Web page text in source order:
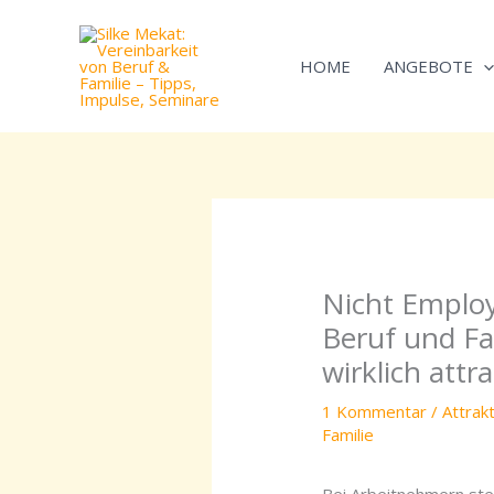
HOME ANGEBOTE
Nicht
Beruf und
wirklich
1 Kommentar /
Familie